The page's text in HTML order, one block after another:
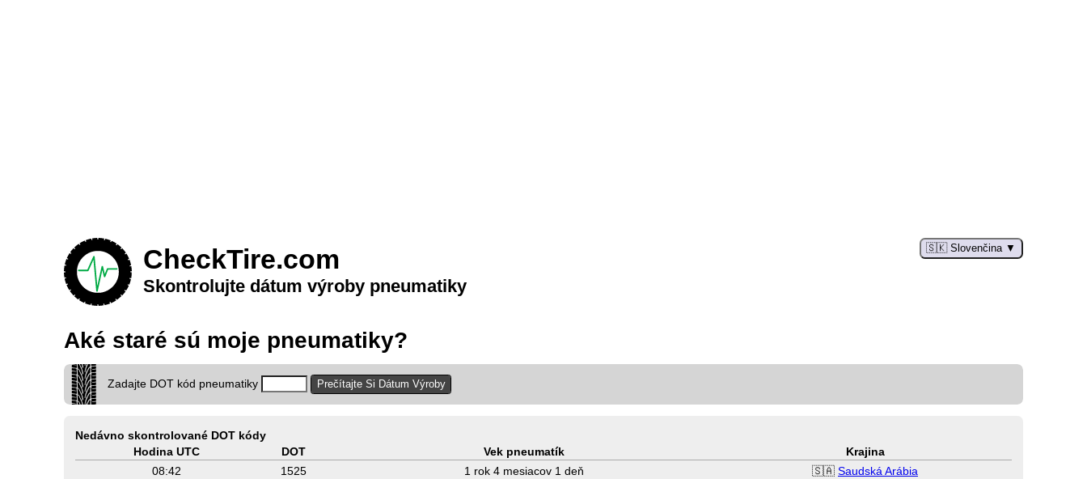
🇸🇰 Slovenčina
CheckTire.com
Skontrolujte dátum výroby pneumatiky
Aké staré sú moje pneumatiky?
Zadajte DOT kód pneumatiky
Nedávno skontrolované DOT kódy
Hodina UTC
DOT Vek pneumatík
Krajina
08:42
1525 1 rok 4 mesiacov 1 deň 🇸🇦 Saudská Arábia